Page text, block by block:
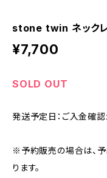
stone twin ネック
¥7,700
SOLD OUT
発送予定日：ご入金確
※予約販売の場合は、
ります。